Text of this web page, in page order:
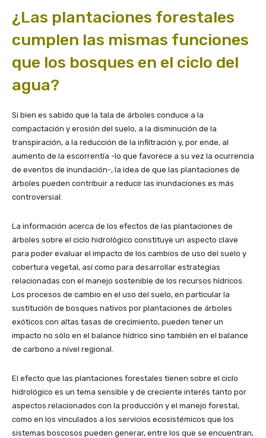
¿Las plantaciones forestales
cumplen las mismas funciones
que los bosques en el ciclo del
agua?
Si bien es sabido que la tala de árboles conduce a la
compactación y erosión del suelo, a la disminución de la
transpiración, a la reducción de la infiltración y, por ende, al
aumento de la escorrentía -lo que favorece a su vez la ocurrencia
de eventos de inundación-, la idea de que las plantaciones de
árboles pueden contribuir a reducir las inundaciones es más
controversial.
La información acerca de los efectos de las plantaciones de
árboles sobre el ciclo hidrológico constituye un aspecto clave
para poder evaluar el impacto de los cambios de uso del suelo y
cobertura vegetal, así como para desarrollar estrategias
relacionadas con el manejo sostenible de los recursos hídricos.
Los procesos de cambio en el uso del suelo, en particular la
sustitución de bosques nativos por plantaciones de árboles
exóticos con altas tasas de crecimiento, pueden tener un
impacto no sólo en el balance hídrico sino también en el balance
de carbono a nivel regional.
El efecto que las plantaciones forestales tienen sobre el ciclo
hidrológico es un tema sensible y de creciente interés tanto por
aspectos relacionados con la producción y el manejo forestal,
como en los vinculados a los servicios ecosistémicos que los
sistemas boscosos pueden generar, entre los que se encuentran,